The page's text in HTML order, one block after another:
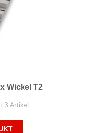
Wickel T2
3 Artikel.